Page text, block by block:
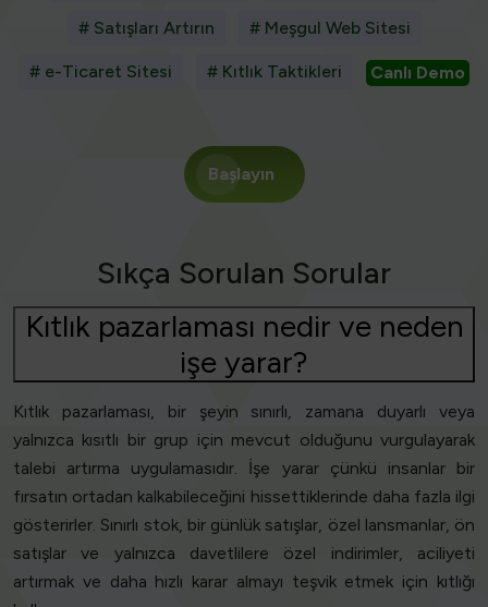
# Satışları Artırın # Meşgul Web Sitesi
# e-Ticaret Sitesi # Kıtlık Taktikleri Canlı Demo
Başlayın
Sıkça Sorulan Sorular
Kıtlık pazarlaması nedir ve neden
işe yarar?
Kıtlık pazarlaması, bir şeyin sınırlı, zamana duyarlı veya
yalnızca kısıtlı bir grup için mevcut olduğunu vurgulayarak
talebi artırma uygulamasıdır. İşe yarar çünkü insanlar bir
fırsatın ortadan kalkabileceğini hissettiklerinde daha fazla ilgi
gösterirler. Sınırlı stok, bir günlük satışlar, özel lansmanlar, ön
satışlar ve yalnızca davetlilere özel indirimler, aciliyeti
artırmak ve daha hızlı karar almayı teşvik etmek için kıtlığı